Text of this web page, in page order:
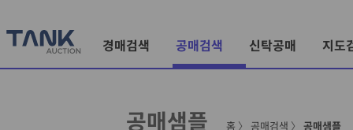
경매검색 공매검색 신탁공매 지도
공매샘플 홈 〉 공매검색 〉 공매샘플